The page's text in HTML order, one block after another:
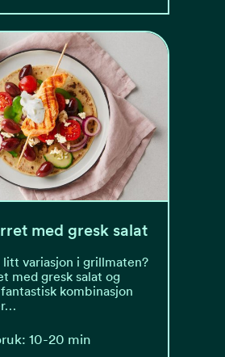
med gresk salat
variasjon i grillmaten?
med gresk salat og
kombinasjon
10-20 min